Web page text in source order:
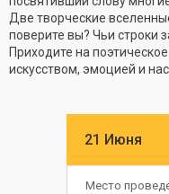
Две творческие
поверите вы? Чьи строки
Приходите на
искусством, эмоцией и
21 Июня
Место